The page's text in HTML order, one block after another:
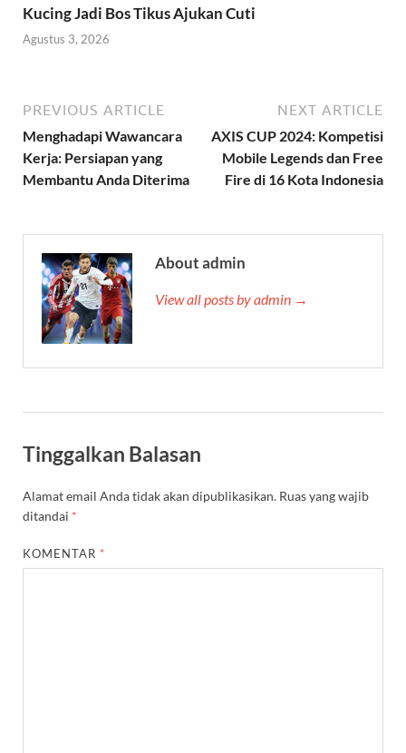
Kucing Jadi Bos Tikus Ajukan Cuti
Agustus 3, 2026
PREVIOUS ARTICLE
Menghadapi Wawancara
Kerja: Persiapan yang
Membantu Anda Diterima
NEXT ARTICLE
AXIS CUP 2024: Kompetisi
Mobile Legends dan Free
Fire di 16 Kota Indonesia
About admin
View all posts by admin →
Tinggalkan Balasan
Alamat email Anda tidak akan dipublikasikan. Ruas yang wajib
ditandai *
KOMENTAR *